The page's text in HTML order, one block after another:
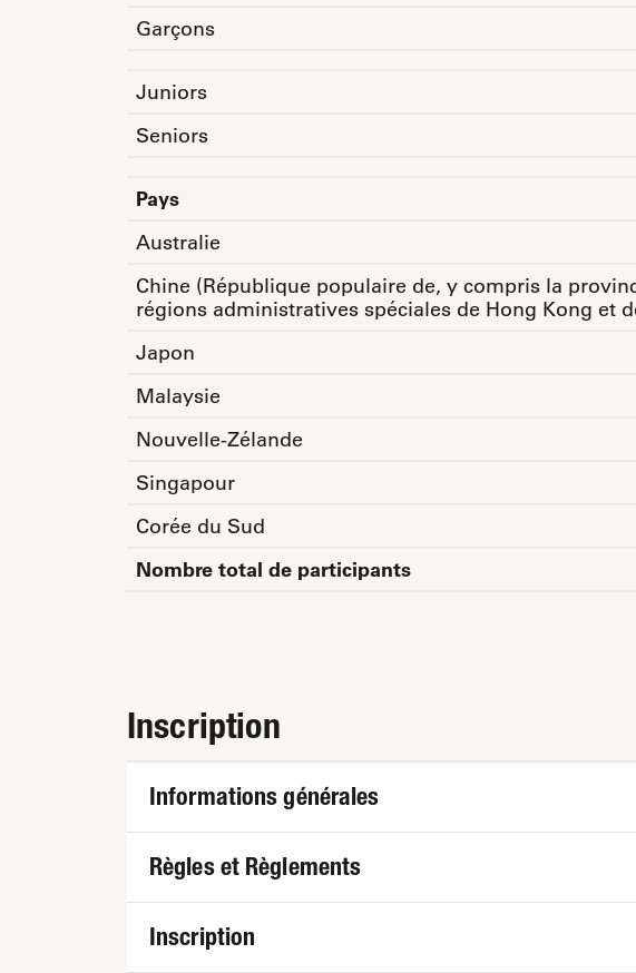
Garçons
Juniors
Seniors
Pays
Australie
Chine (République populaire de, y compris la
régions administratives spéciales de Hong Kong et
Japon
Malaysie
Nouvelle-Zélande
Singapour
Corée du Sud
Nombre total de participants
Inscription
Informations générales
Règles et Règlements
Inscription